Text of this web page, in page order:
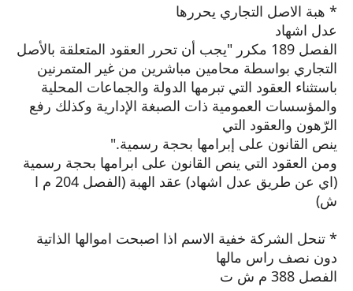
* هبة الاصل التجاري يحررها
عدل اشهاد
الفصل 189 مكرر "يجب أن تحرر العقود المتعلقة بالأصل
التجاري بواسطة محامين مباشرين من غير المتمرنين
باستثناء العقود التي تبرمها الدولة والجماعات المحلية
والمؤسسات العمومية ذات الصبغة الإدارية وكذلك رفع
الرّهون والعقود التي
ينص القانون على إبرامها بحجة رسمية."
ومن العقود التي ينص القانون على ابرامها بحجة رسمية
(اي عن طريق عدل اشهاد) عقد الهبة (الفصل 204 م ا
ش)
* تنحل الشركة خفية الاسم اذا اصبحت اموالها الذاتية
دون نصف راس مالها
الفصل 388 م ش ت